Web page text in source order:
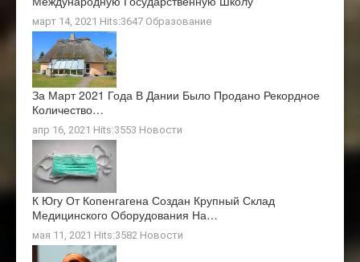
март 14, 2021 Hits:3647 Образование
За Март 2021 Года В Дании Было Продано Рекордное
Количество…
апр 16, 2021 Hits:3553 Новости
К Югу От Копенгагена Создан Крупный Склад
Медицинского Оборудования На…
мая 11, 2021 Hits:3582 Новости